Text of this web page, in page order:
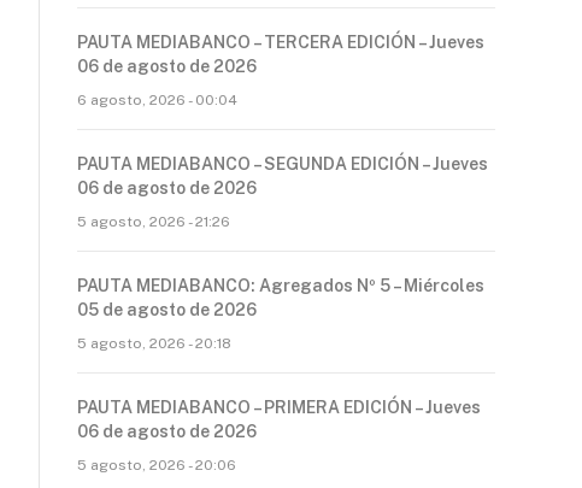
PAUTA MEDIABANCO – TERCERA EDICIÓN – Jueves
06 de agosto de 2026
6 agosto, 2026 - 00:04
PAUTA MEDIABANCO – SEGUNDA EDICIÓN – Jueves
06 de agosto de 2026
5 agosto, 2026 - 21:26
PAUTA MEDIABANCO: Agregados Nº 5 – Miércoles
05 de agosto de 2026
5 agosto, 2026 - 20:18
PAUTA MEDIABANCO – PRIMERA EDICIÓN – Jueves
06 de agosto de 2026
5 agosto, 2026 - 20:06